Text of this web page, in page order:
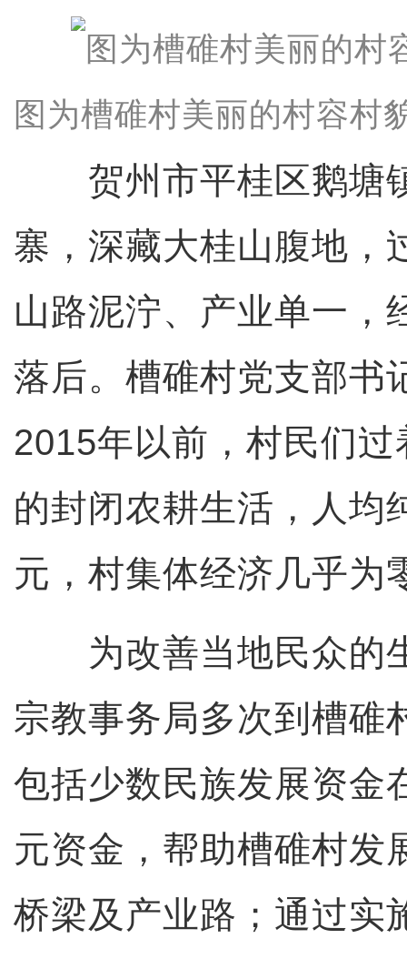
图为槽碓村美丽的村容村
贺州市平桂区鹅塘
寨，深藏大桂山腹地，
山路泥泞、产业单一，
落后。槽碓村党支部书
2015年以前，村民们
的封闭农耕生活，人均
元，村集体经济几乎为
为改善当地民众的
宗教事务局多次到槽碓
包括少数民族发展资金
元资金，帮助槽碓村发
桥梁及产业路；通过实